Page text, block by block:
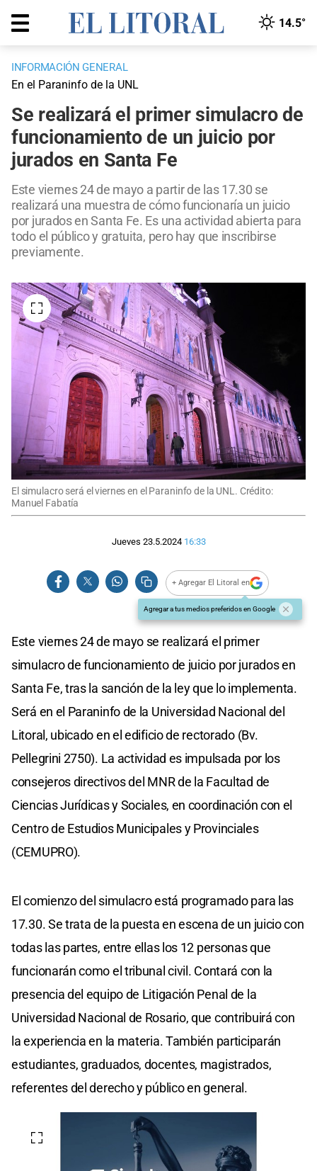
14.5°
INFORMACIÓN GENERAL
En el Paraninfo de la UNL
Se realizará el primer simulacro de
funcionamiento de un juicio por
jurados en Santa Fe
Este viernes 24 de mayo a partir de las 17.30 se
realizará una muestra de cómo funcionaría un juicio
por jurados en Santa Fe. Es una actividad abierta para
todo el público y gratuita, pero hay que inscribirse
previamente.
El simulacro será el viernes en el Paraninfo de la UNL. Crédito:
Manuel Fabatía
Jueves 23.5.2024 16:33
+ Agregar El Litoral en
Agregar a tus medios preferidos en Google
Este viernes 24 de mayo se realizará el primer
simulacro de funcionamiento de juicio por jurados en
Santa Fe, tras la sanción de la ley que lo implementa.
Será en el Paraninfo de la Universidad Nacional del
Litoral, ubicado en el edificio de rectorado (Bv.
Pellegrini 2750). La actividad es impulsada por los
consejeros directivos del MNR de la Facultad de
Ciencias Jurídicas y Sociales, en coordinación con el
Centro de Estudios Municipales y Provinciales
(CEMUPRO).
El comienzo del simulacro está programado para las
17.30. Se trata de la puesta en escena de un juicio con
todas las partes, entre ellas los 12 personas que
funcionarán como el tribunal civil. Contará con la
presencia del equipo de Litigación Penal de la
Universidad Nacional de Rosario, que contribuirá con
la experiencia en la materia. También participarán
estudiantes, graduados, docentes, magistrados,
referentes del derecho y público en general.